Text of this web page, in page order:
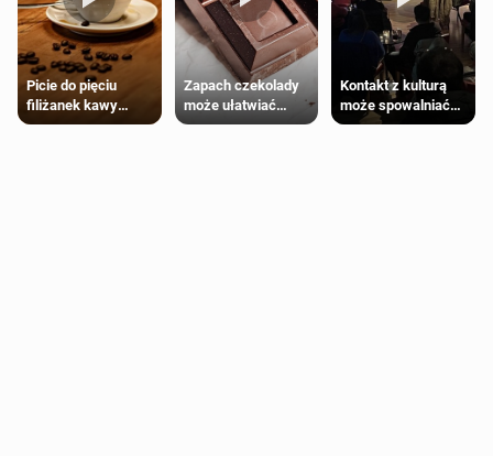
Picie do pięciu
filiżanek kawy
dziennie jest
Zapach czekolady
może ułatwiać
trening siłowy
Kontakt z kulturą
może spowalniać
starzenie